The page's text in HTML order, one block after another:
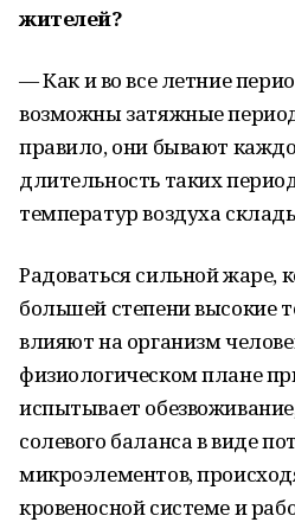
жителей?
—Как и во все летние
возможны затяжные
правило, они бывают
длительность таких
температур воздуха
Радоваться сильной жаре,
большей степени высокие
влияют на организм
физиологическом плане
испытывает
солевого баланса в виде
микроэлементов,
кровеносной системе и